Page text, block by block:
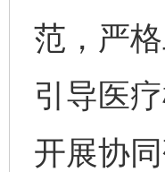
范，严
引导医
开展协